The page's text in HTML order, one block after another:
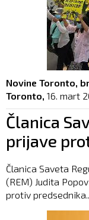
Novine Toronto,
Toronto, 16. mart
Članica
prijave
Članica Saveta
(REM) Judita
protiv